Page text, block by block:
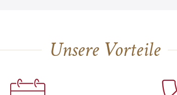
Unsere Vorteile